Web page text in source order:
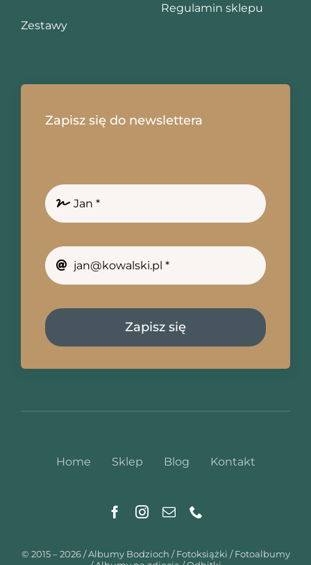
Zestawy
Regulamin sklepu
Zapisz się do newslettera
Zapisz się
Home Sklep Blog Kontakt
© 2015 – 2026 / Albumy Bodzioch / Fotoksiążki / Fotoalbumy